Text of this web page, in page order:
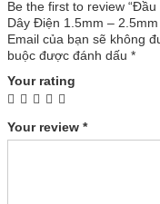
Be the first to review
Dây Điện 1.5mm – 2.5mm
Email của bạn sẽ không
buộc được đánh dấu *
Your rating
Your review *